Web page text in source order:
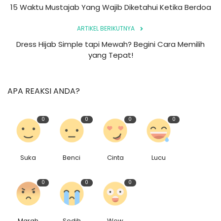
15 Waktu Mustajab Yang Wajib Diketahui Ketika Berdoa
ARTIKEL BERIKUTNYA
Dress Hijab Simple tapi Mewah? Begini Cara Memilih
yang Tepat!
APA REAKSI ANDA?
0
Suka
0
Benci
0
Cinta
0
Lucu
0 0 0